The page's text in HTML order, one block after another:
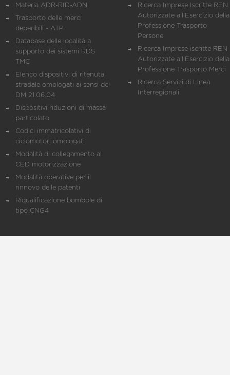
Materia ADR-RID-ADN
Trasporto delle merci
deperibili - ATP
Database delle località a
supporto dei sistemi RDS
TMC
Elenco dispositivi di ritenuta
stradale omologati ai sensi del
DM 21.06.04
Dispositivi riduzioni di massa
particolato
Codici immatricolativi di
ciclomotori omologati
Modalità di collegamento al
CED motorizzazione
Modalità operative per il
rinnovo delle patenti
Riqualificazione bombole di
tipo CNG4
Ricerca Imprese Iscritte REN
Autorizzate all'Esercizio della
Professione Trasporto
Persone
Ricerca Imprese iscritte REN
Autorizzate all'Esercizio della
Professione Trasporto Merci
Ricerca Servizi di Linea
Interregionali